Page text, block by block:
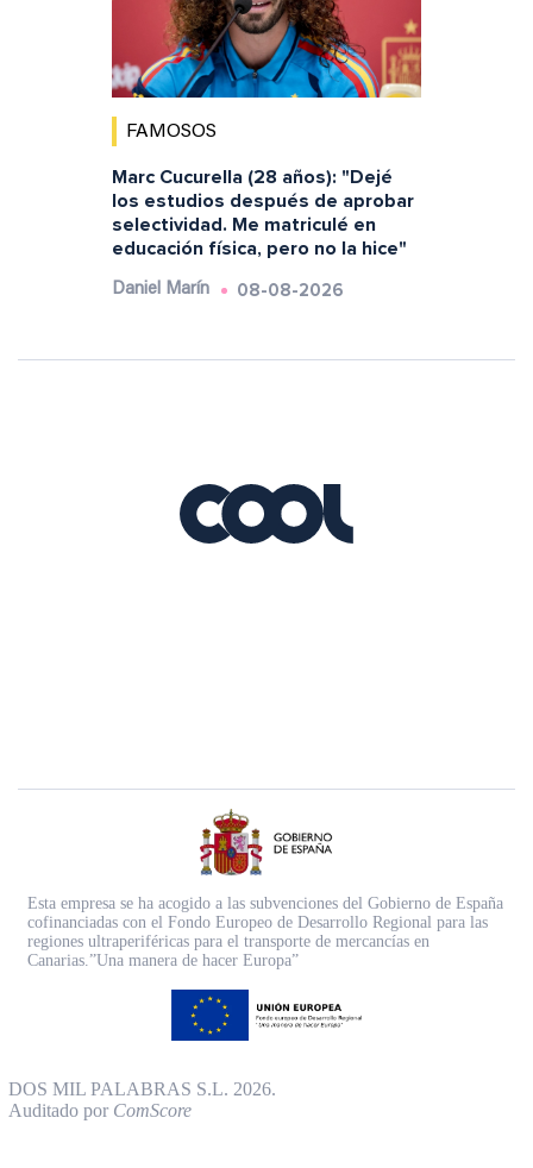
FAMOSOS
Marc Cucurella (28 años): "Dejé
los estudios después de aprobar
selectividad. Me matriculé en
educación física, pero no la hice"
Daniel Marín 08-08-2026
Esta empresa se ha acogido a las subvenciones del Gobierno de España
cofinanciadas con el Fondo Europeo de Desarrollo Regional para las
regiones ultraperiféricas para el transporte de mercancías en
Canarias.”Una manera de hacer Europa”
DOS MIL PALABRAS S.L. 2026.
Auditado por ComScore